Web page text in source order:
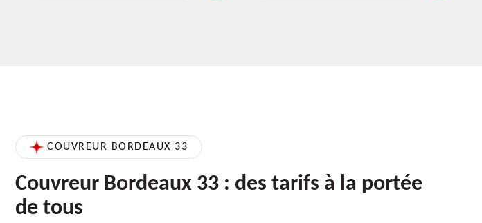
COUVREUR BORDEAUX 33
Couvreur Bordeaux 33 : des tarifs à la portée
de tous